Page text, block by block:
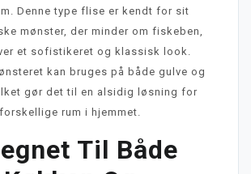
Denne type flise er kendt for sit
mønster, der minder om fiskeben,
et sofistikeret og klassisk look.
kan bruges på både gulve og
gør det til en alsidig løsning for
forskellige rum i hjemmet.
Til Både